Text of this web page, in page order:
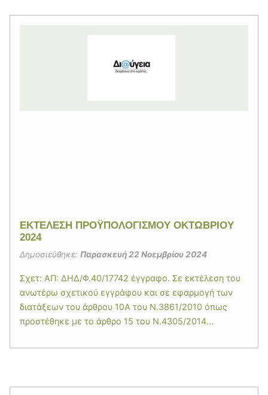
ΕΚΤΕΛΕΣΗ ΠΡΟΫΠΟΛΟΓΙΣΜΟΥ ΟΚΤΩΒΡΙΟΥ
2024
Δημοσιεύθηκε: Παρασκευή 22 Νοεμβρίου 2024
Σχετ: ΑΠ: ΔΗΔ/Φ.40/17742 έγγραφο. Σε εκτέλεση του
ανωτέρω σχετικού εγγράφου και σε εφαρμογή των
διατάξεων του άρθρου 10Α του Ν.3861/2010 όπως
προστέθηκε με το άρθρο 15 του Ν.4305/2014...